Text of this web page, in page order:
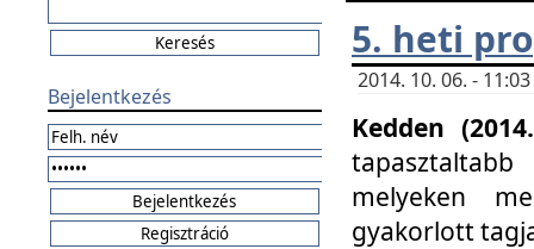
Bejelentkezés
5. heti
2014. 10. 06. -
Kedden
melyeken
gyakorlott